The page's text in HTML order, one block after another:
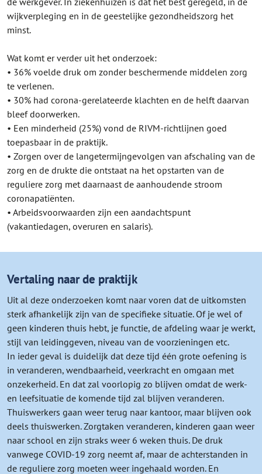
wijkverpleging en in de geestelijke gezondheidszorg het
minst.
Wat komt er verder uit het onderzoek:
• 36% voelde druk om zonder beschermende middelen zorg
te verlenen.
• 30% had corona-gerelateerde klachten en de helft daarvan
bleef doorwerken.
• Een minderheid (25%) vond de RIVM-richtlijnen goed
toepasbaar in de praktijk.
• Zorgen over de langetermijngevolgen van afschaling van de
zorg en de drukte die ontstaat na het opstarten van de
reguliere zorg met daarnaast de aanhoudende stroom
coronapatiënten.
• Arbeidsvoorwaarden zijn een aandachtspunt
(vakantiedagen, overuren en salaris).
Vertaling naar de praktijk
Uit al deze onderzoeken komt naar voren dat de uitkomsten
sterk afhankelijk zijn van de specifieke situatie. Of je wel of
geen kinderen thuis hebt, je functie, de afdeling waar je werkt,
stijl van leidinggeven, niveau van de voorzieningen etc.
In ieder geval is duidelijk dat deze tijd één grote oefening is
in veranderen, wendbaarheid, veerkracht en omgaan met
onzekerheid. En dat zal voorlopig zo blijven omdat de werk-
en leefsituatie de komende tijd zal blijven veranderen.
Thuiswerkers gaan weer terug naar kantoor, maar blijven ook
deels thuiswerken. Zorgtaken veranderen, kinderen gaan weer
naar school en zijn straks weer 6 weken thuis. De druk
vanwege COVID-19 zorg neemt af, maar de achterstanden in
de reguliere zorg moeten weer ingehaald worden. En